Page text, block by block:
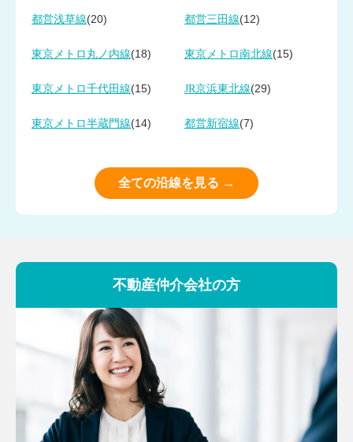
都営浅草線(20) 都営三田線(12)
東京メトロ丸ノ内線(18) 東京メトロ南北線(15)
東京メトロ千代田線(15) JR京浜東北線(29)
東京メトロ半蔵門線(14) 都営新宿線(7)
全ての沿線を見る →
不動産仲介会社の方